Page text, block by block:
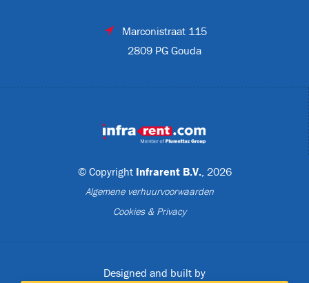
Marconistraat 115
2809 PG Gouda
© Copyright Infrarent B.V., 2026
Algemene verhuurvoorwaarden
Cookies & Privacy
Designed and built by